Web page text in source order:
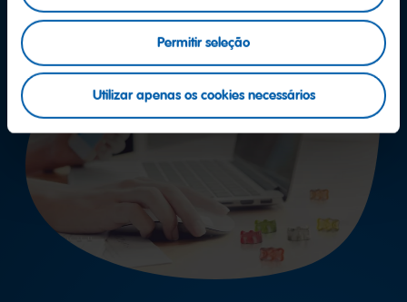
Permitir seleção
Utilizar apenas os cookies necessários